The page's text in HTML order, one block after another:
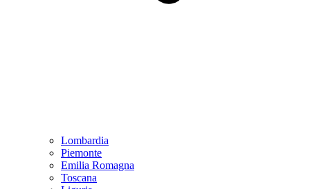
Lombardia
Piemonte
Emilia Romagna
Toscana